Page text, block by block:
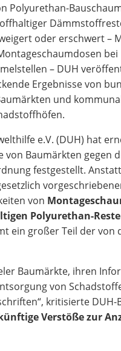
Polyurethan-
oder erschwert –
bei
– DUH
Ergebnisse von
und
e.V. (DUH) hat
von Baumärkten gegen
festgestellt.
von
Polyurethan-
ein großer Teil der von
Baumärkte, ihren
von
kritisierte
Verstöße zur